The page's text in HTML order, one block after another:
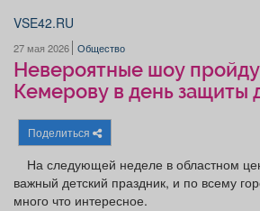
Работа
Афиша Обучение
VSE42.RU
27 мая 2026 Общество
Невероятные шоу
Кемерову в день защиты
Поделиться
На следующей неделе в областном
важный детский праздник, и по всему
много что интересное.